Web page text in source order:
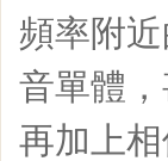
頻率附
音單體
再加上